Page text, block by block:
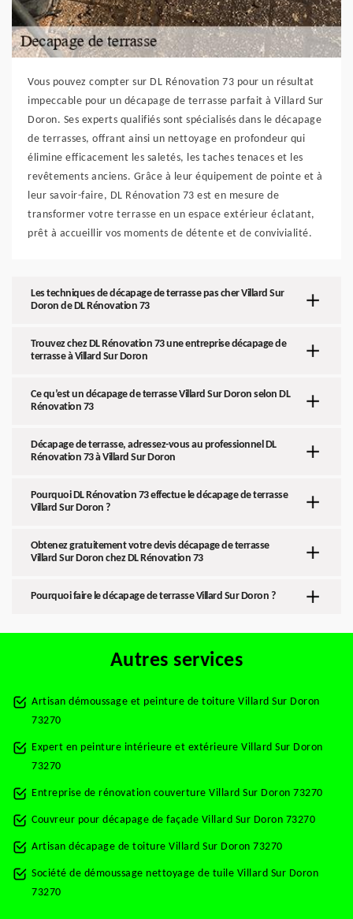
Vous pouvez compter sur DL Rénovation 73 pour un résultat
impeccable pour un décapage de terrasse parfait à Villard Sur
Doron. Ses experts qualifiés sont spécialisés dans le décapage
de terrasses, offrant ainsi un nettoyage en profondeur qui
élimine efficacement les saletés, les taches tenaces et les
revêtements anciens. Grâce à leur équipement de pointe et à
leur savoir-faire, DL Rénovation 73 est en mesure de
transformer votre terrasse en un espace extérieur éclatant,
prêt à accueillir vos moments de détente et de convivialité.
Les techniques de décapage de terrasse pas cher Villard Sur
Doron de DL Rénovation 73
Trouvez chez DL Rénovation 73 une entreprise décapage de
terrasse à Villard Sur Doron
Ce qu’est un décapage de terrasse Villard Sur Doron selon DL
Rénovation 73
Décapage de terrasse, adressez-vous au professionnel DL
Rénovation 73 à Villard Sur Doron
Pourquoi DL Rénovation 73 effectue le décapage de terrasse
Villard Sur Doron ?
Obtenez gratuitement votre devis décapage de terrasse
Villard Sur Doron chez DL Rénovation 73
Pourquoi faire le décapage de terrasse Villard Sur Doron ?
Autres services
Artisan démoussage et peinture de toiture Villard Sur Doron
73270
Expert en peinture intérieure et extérieure Villard Sur Doron
73270
Entreprise de rénovation couverture Villard Sur Doron 73270
Couvreur pour décapage de façade Villard Sur Doron 73270
Artisan décapage de toiture Villard Sur Doron 73270
Société de démoussage nettoyage de tuile Villard Sur Doron
73270